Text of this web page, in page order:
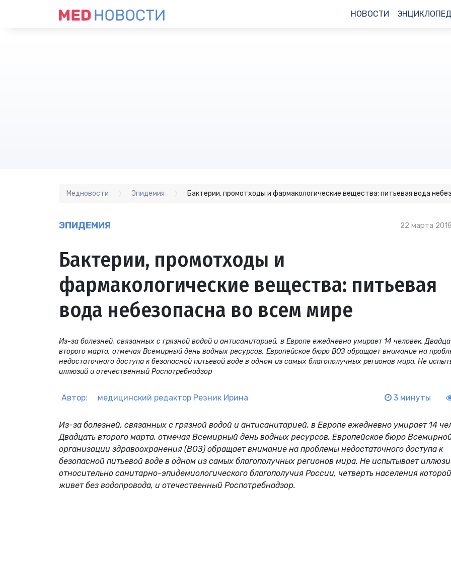
НОВОСТИ
Медновости Эпидемия Бактерии, промотходы и фармакологические вещества: питьевая вода
ЭПИДЕМИЯ 22 марта
Бактерии, промотходы и
фармакологические вещества: питьевая
вода небезопасна во всем мире
Из-за болезней, связанных с грязной водой и антисанитарией, в Европе ежедневно умирает 14 человек.
второго марта, отмечая Всемирный день водных ресурсов, Европейское бюро ВОЗ обращает внимание на
недостаточного доступа к безопасной питьевой воде в одном из самых благополучных регионов мира. Не
иллюзий и отечественный Роспотребнадзор
Автор: медицинский редактор Резник Ирина 3 минуты
Из-за болезней, связанных с грязной водой и антисанитарией, в Европе ежедневно умирает 14
Двадцать второго марта, отмечая Всемирный день водных ресурсов, Европейское бюро
организации здравоохранения (ВОЗ) обращает внимание на проблемы недостаточного доступа к
безопасной питьевой воде в одном из самых благополучных регионов мира. Не испытывает
относительно санитарно-эпидемиологического благополучия России, четверть населения которой
живет без водопровода, и отечественный Роспотребнадзор.